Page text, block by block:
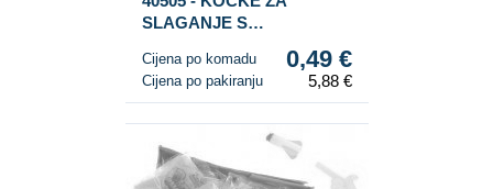
SLAGANJE S
kom.)
Cijena po komadu 0,49 €
Cijena po pakiranju 5,88 €